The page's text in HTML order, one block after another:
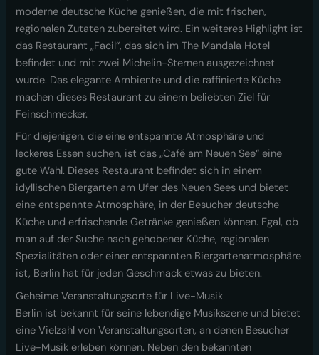
moderne deutsche Küche genießen, die mit frischen,
regionalen Zutaten zubereitet wird. Ein weiteres Highlight ist
das Restaurant „Facil“, das sich im The Mandala Hotel
befindet und mit zwei Michelin-Sternen ausgezeichnet
wurde. Das elegante Ambiente und die raffinierte Küche
machen dieses Restaurant zu einem beliebten Ziel für
Feinschmecker.
Für diejenigen, die eine entspannte Atmosphäre und
leckeres Essen suchen, ist das „Café am Neuen See“ eine
gute Wahl. Dieses Restaurant befindet sich in einem
idyllischen Biergarten am Ufer des Neuen Sees und bietet
eine entspannte Atmosphäre, in der Besucher deutsche
Küche und erfrischende Getränke genießen können. Egal, ob
man auf der Suche nach gehobener Küche, regionalen
Spezialitäten oder einer entspannten Biergartenatmosphäre
ist, Berlin hat für jeden Geschmack etwas zu bieten.
Geheime Veranstaltungsorte für Live-Musik
Berlin ist bekannt für seine lebendige Musikszene und bietet
eine Vielzahl von Veranstaltungsorten, an denen Besucher
Live-Musik erleben können. Neben den bekannten